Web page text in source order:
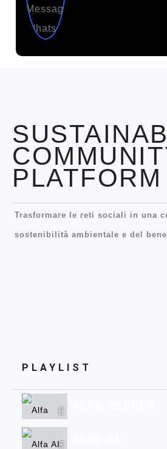
PLATFORM
Trasformare le reti sociali in una
sostenibilità ambientale e del
PLAYLIST